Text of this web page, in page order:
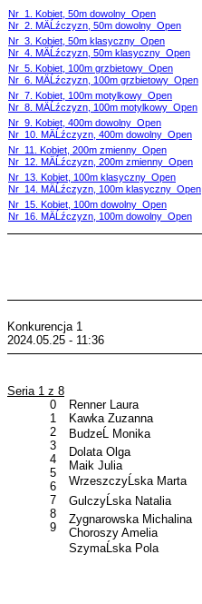
Nr 1. Kobiet, 50m dowolny Open
Nr 2. MÄĹźczyzn, 50m dowolny Open
Nr 3. Kobiet, 50m klasyczny Open
Nr 4. MÄĹźczyzn, 50m klasyczny Open
Nr 5. Kobiet, 100m grzbietowy Open
Nr 6. MÄĹźczyzn, 100m grzbietowy Open
Nr 7. Kobiet, 100m motylkowy Open
Nr 8. MÄĹźczyzn, 100m motylkowy Open
Nr 9. Kobiet, 400m dowolny Open
Nr 10. MÄĹźczyzn, 400m dowolny Open
Nr 11. Kobiet, 200m zmienny Open
Nr 12. MÄĹźczyzn, 200m zmienny Open
Nr 13. Kobiet, 100m klasyczny Open
Nr 14. MÄĹźczyzn, 100m klasyczny Open
Nr 15. Kobiet, 100m dowolny Open
Nr 16. MÄĹźczyzn, 100m dowolny Open
Konkurencja 1
2024.05.25 - 11:36
Seria 1 z 8
0
1
2
3
4
5
6
7
8
9
Renner Laura
Kawka Zuzanna
BudzeĹ Monika
Dolata Olga
Maik Julia
WrzeszczyĹska Marta
GulczyĹska Natalia
Zygnarowska Michalina
Choroszy Amelia
SzymaĹska Pola